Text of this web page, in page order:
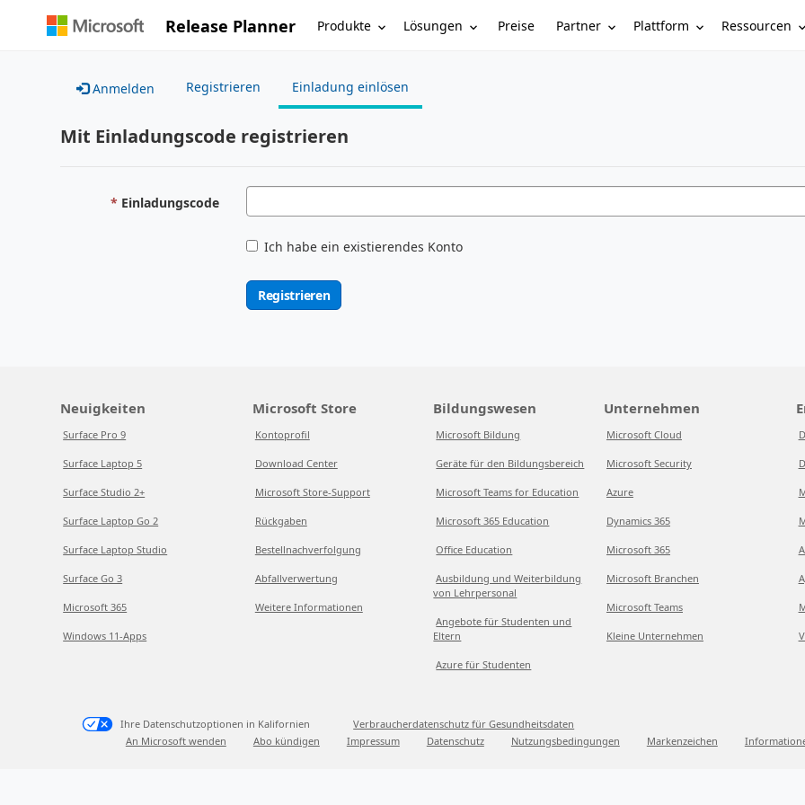
Release Planner Produkte Lösungen Preise Partner Plattform Ressourcen
Anmelden Registrieren Einladung einlösen
Mit Einladungscode registrieren
Einladungscode
Ich habe ein existierendes Konto
Registrieren
Neuigkeiten
Surface Pro 9
Surface Laptop 5
Surface Studio 2+
Surface Laptop Go 2
Surface Laptop Studio
Surface Go 3
Microsoft 365
Windows 11-Apps
Microsoft Store
Kontoprofil
Download Center
Microsoft Store-Support
Rückgaben
Bestellnachverfolgung
Abfallverwertung
Weitere Informationen
Bildungswesen
Microsoft Bildung
Geräte für den Bildungsbereich
Microsoft Teams for Education
Microsoft 365 Education
Office Education
Ausbildung und Weiterbildung
von Lehrpersonal
Angebote für Studenten und
Eltern
Azure für Studenten
Unternehmen
Microsoft Cloud
Microsoft Security
Azure
Dynamics 365
Microsoft 365
Microsoft Branchen
Microsoft Teams
Kleine Unternehmen
Ihre Datenschutzoptionen in Kalifornien
Verbraucherdatenschutz für Gesundheitsdaten
An Microsoft wenden
Abo kündigen Impressum Datenschutz Nutzungsbedingungen Markenzeichen